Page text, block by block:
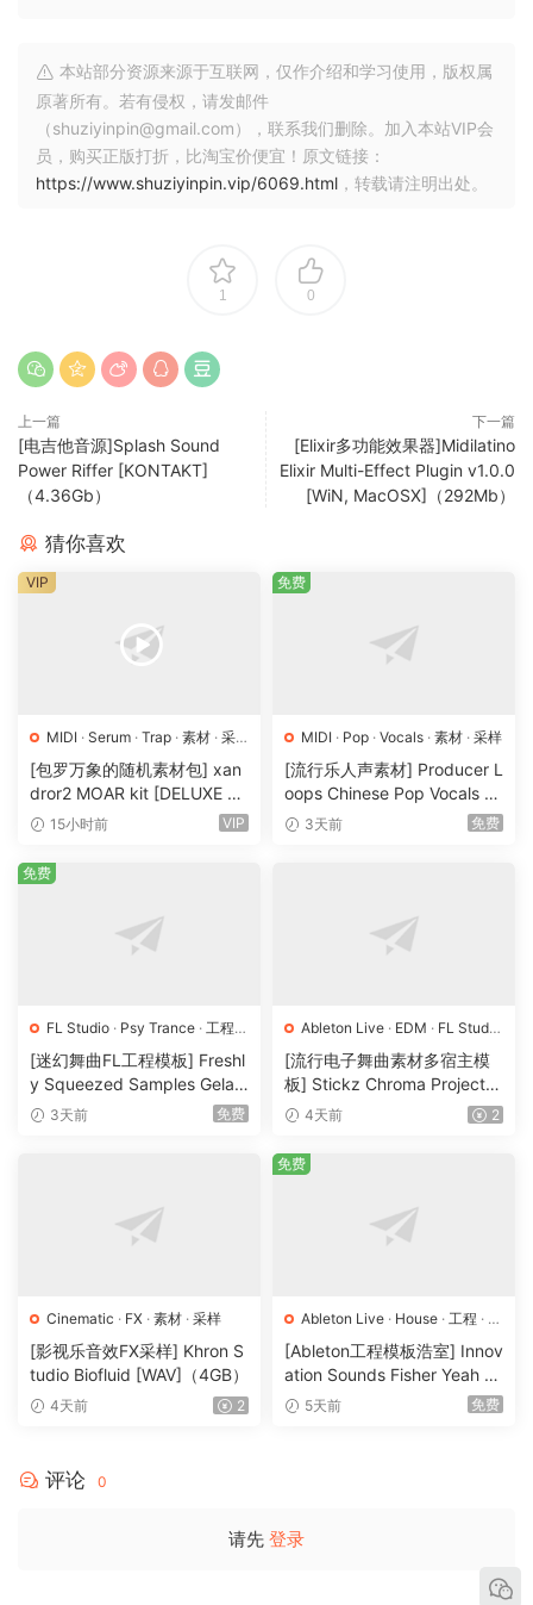
10 Percussions
10 FX
20 Top Loops
Total Number Of Files:
🏠 HomePage
本站部分资源来源于互联网，仅作介绍和学习使用，版权属
原著所有。若有侵权，请发邮件
（shuziyinpin@gmail.com），联系我们删除。加入本站VIP会
员，购买正版打折，比淘宝价便宜！原文链接：
https://www.shuziyinpin.vip/6069.html ，转载请注明出处。
1 0
上一篇
[电吉他音源]Splash Sound
Power Riffer [KONTAKT]
（4.36Gb）
下一篇
[Elixir多功能效果器]Midilatino
Elixir Multi-Effect Plugin v1.0.0
[WiN, MacOSX]（292Mb）
猜你喜欢
MIDI · Serum · Trap · 素材 · 采
样·预置
[包罗万象的随机素材包] xan
dror2 MOAR kit [DELUXE VE
RSION] [WAV, MiDi]（3.1G
15小时前 VIP
VIP
MIDI · Pop · Vocals · 素材 · 采样
[流行乐人声素材] Producer L
oops Chinese Pop Vocals Vo
l.1 [WAV, MiDi, REX]（3.21G
3天前 免费
免费
FL Studio · Psy Trance · 工程·
素材
采样
[迷幻舞曲FL工程模板] Freshl
y Squeezed Samples Gelar
di Template Essentials Vol.1
3天前 免费
免费
Ableton Live · EDM · FL Studio
· Logic Pro ·Pop · 工程· 素材
采样
[流行电子舞曲素材多宿主模
板] Stickz Chroma Project Fi
le Expansion（2.53GB）
4天前 2
Cinematic · FX · 素材 · 采样
[影视乐音效FX采样] Khron S
tudio Biofluid [WAV]（4GB）
4天前 2
Ableton Live · House · 工程 · 素
材
采样
[Ableton工程模板浩室] Innov
ation Sounds Fisher Yeah T
he Girls (Rmv Remake)（13
5天前 免费
免费
评论 0
请先 登录